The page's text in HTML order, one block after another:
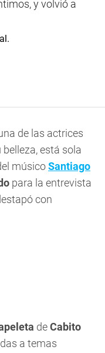
y volvió a
de las actrices
está sola
músicoSantiago
para la entrevista
con
deCabito
a temas